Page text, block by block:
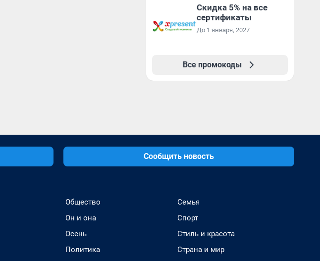
Скидка 5% на все
сертификаты
До 1 января, 2027
Все промокоды
Сообщить новость
Общество
Он и она
Осень
Политика
Семья
Спорт
Стиль и красота
Страна и мир